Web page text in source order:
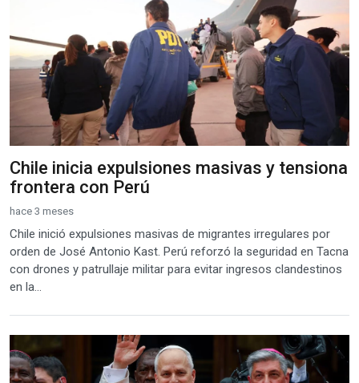
Chile inicia expulsiones masivas y tensiona
frontera con Perú
hace 3 meses
Chile inició expulsiones masivas de migrantes irregulares por
orden de José Antonio Kast. Perú reforzó la seguridad en Tacna
con drones y patrullaje militar para evitar ingresos clandestinos
en la...